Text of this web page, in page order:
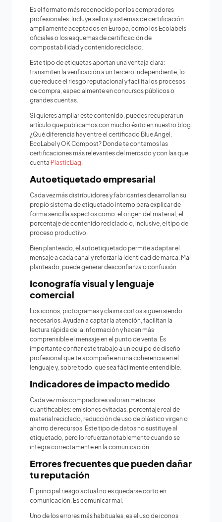
Es el formato más reconocido por los compradores
profesionales. Incluye sellos y sistemas de certificación
ampliamente aceptados en Europa, como los Ecolabels
oficiales o los esquemas de certificación de
compostabilidad y contenido reciclado.
Este tipo de etiquetas aportan una ventaja clara:
transmiten la verificación a un tercero independiente, lo
que reduce el riesgo reputacional y facilita los procesos
de compra, especialmente en concursos públicos o
grandes cuentas.
Si quieres ampliar este contenido, puedes recuperar un
artículo que publicamos con mucho éxito en nuestro blog:
¿Qué diferencia hay entre el certificado Blue Angel,
EcoLabel y OK Compost? Donde te contamos las
certificaciones más relevantes del mercado y con las que
cuenta PlasticBag.
Autoetiquetado empresarial
Cada vez más distribuidores y fabricantes desarrollan su
propio sistema de etiquetado interno para explicar de
forma sencilla aspectos como: el origen del material, el
porcentaje de contenido reciclado o, inclusive, el tipo de
proceso productivo.
Bien planteado, el autoetiquetado permite adaptar el
mensaje a cada canal y reforzar la identidad de marca. Mal
planteado, puede generar desconfianza o confusión.
Iconografía visual y lenguaje
comercial
Los iconos, pictogramas y claims cortos siguen siendo
necesarios. Ayudan a captar la atención, facilitan la
lectura rápida de la información y hacen más
comprensible el mensaje en el punto de venta. Es
importante confiar este trabajo a un equipo de diseño
profesional que te acompañe en una coherencia en el
lenguaje y, sobre todo, que sea fácilmente entendible.
Indicadores de impacto medido
Cada vez más compradores valoran métricas
cuantificables: emisiones evitadas, porcentaje real de
material reciclado, reducción de uso de plástico virgen o
ahorro de recursos. Este tipo de datos no sustituye al
etiquetado, pero lo refuerza notablemente cuando se
integra correctamente en la comunicación.
Errores frecuentes que pueden dañar
tu reputación
El principal riesgo actual no es quedarse corto en
comunicación. Es comunicar mal.
Uno de los errores más habituales, es el uso de iconos